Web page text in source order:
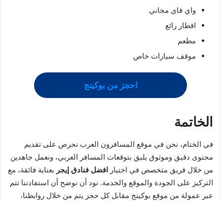
واي فاي مجاني
افطار رائع
مطعم
موقف سيارات خاص
احجز من بوكينج
الخاتمة
في الختام، نحن في موقع المسافرون العرب نحرص على تقديم
محتوى دقيق وموثوق يليق بتوقعات المسافر العربي، ونعمل جاهدين
من خلال فريق متخصص في اختيار افضل فنادق إيجر بعناية فائقة، مع
التركيز على الجودة والموقع والخدمة. نود أن نوضح أن استفادتنا تتم
عبر عمولة من موقع بوكينج مقابل كل حجز يتم من خلال روابطنا،